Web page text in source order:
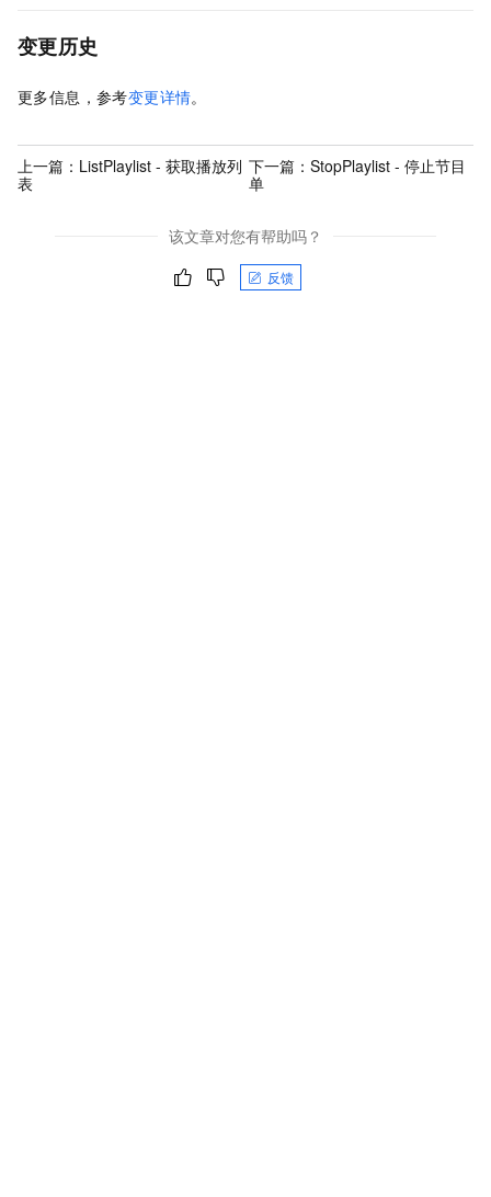
变更历史
更多信息，参考变更详情。
上一篇： ListPlaylist - 获取播放列
表
下一篇：StopPlaylist - 停止节目
单
该文章对您有帮助吗？
反馈